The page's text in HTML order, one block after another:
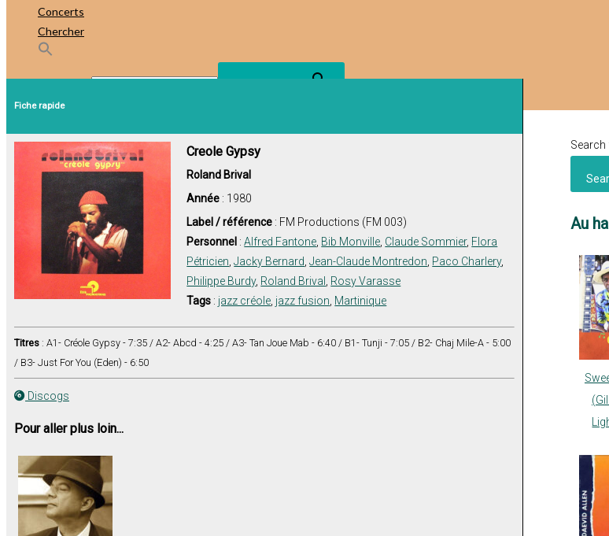
Concerts
Chercher
Search Button
Fiche rapide
Creole Gypsy
Roland Brival
Année : 1980
Label / référence : FM Productions (FM 003)
Personnel :Alfred Fantone Bib Monville Claude Sommier, Flora
Pétricien ,Jacky Bernard ,Jean-Claude Montredon Paco Charlery,
Philippe Burdy, Roland Brival
Rosy Varasse
Tags : jazz créole jazz fusion Martinique
Titres : A1- Créole Gypsy - 7:35 / A2- Abcd - 4:25 / A3- Tan Joue Mab - 6:40 / B1- Tunji - 7:05 / B2- Chaj Mile-A - 5:00
/ B3- Just For You (Eden) - 6:50
Discogs
Pour aller plus loin...
Search
Au